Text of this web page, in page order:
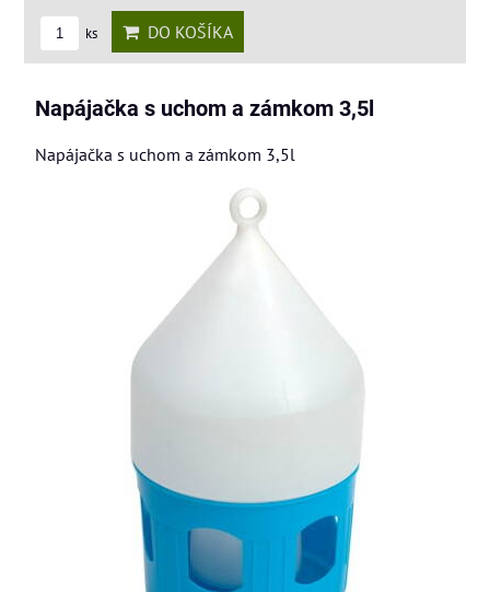
ks DO KOŠÍKA
Napájačka s uchom a zámkom 3,5l
Napájačka s uchom a zámkom 3,5l